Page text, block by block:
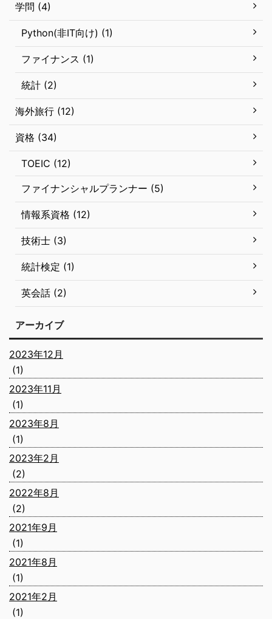
学問 (4)
Python(非IT向け) (1)
ファイナンス (1)
統計 (2)
海外旅行 (12)
資格 (34)
TOEIC (12)
ファイナンシャルプランナー (5)
情報系資格 (12)
技術士 (3)
統計検定 (1)
英会話 (2)
アーカイブ
2023年12月
(1)
2023年11月
(1)
2023年8月
(1)
2023年2月
(2)
2022年8月
(2)
2021年9月
(1)
2021年8月
(1)
2021年2月
(1)